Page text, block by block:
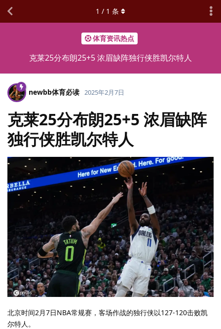
体育资讯热点
克莱25分布朗25+5 浓眉缺阵独行侠胜凯尔特人
1 / 1 条
newbb体育必读 2025年2月7日
克莱25分布朗25+5 浓眉缺阵
独行侠胜凯尔特人
北京时间2月7日NBA常规赛，客场作战的独行侠以127-120击败凯
尔特人。